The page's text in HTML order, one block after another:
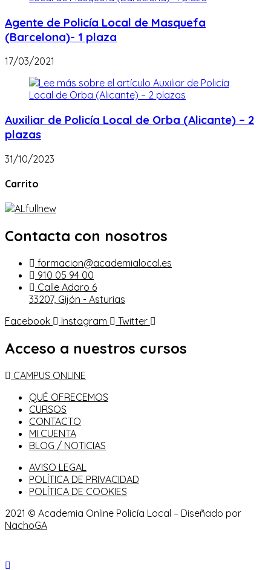
Agente de Policía Local de Masquefa
(Barcelona)- 1 plaza
17/03/2021
Auxiliar de Policía Local de Orba (Alicante) – 2
plazas
31/10/2023
Carrito
Contacta con nosotros
formacion@academialocal.es
910 05 94 00
Calle Adaro 6
33207, Gijón - Asturias
Facebook
Instagram Twitter
Acceso a nuestros cursos
CAMPUS ONLINE
QUÉ OFRECEMOS
CURSOS
CONTACTO
MI CUENTA
BLOG / NOTICIAS
AVISO LEGAL
POLÍTICA DE PRIVACIDAD
POLÍTICA DE COOKIES
2021 © Academia Online Policía Local – Diseñado por
NachoGA